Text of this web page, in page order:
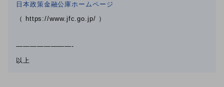
日本政策金融公庫ホームページ
（ https://www.jfc.go.jp/ ）
————————-
以上